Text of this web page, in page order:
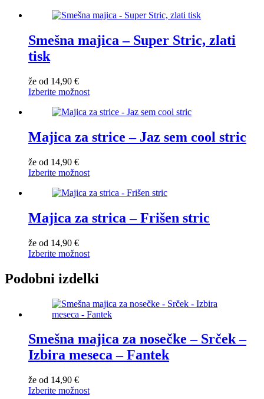
Smešna majica – Super Stric, zlati
tisk
že od 14,90 €
Izberite možnost
Majica za strice – Jaz sem cool stric
že od 14,90 €
Izberite možnost
Majica za strica – Frišen stric
že od 14,90 €
Izberite možnost
Podobni izdelki
Smešna majica za nosečke – Srček –
Izbira meseca – Fantek
že od 14,90 €
Izberite možnost